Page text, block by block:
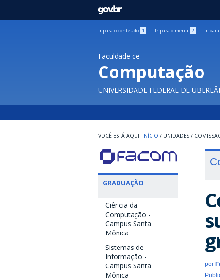
GOVBR
Ir para o conteúdo 1 Ir para o menu 2 Ir para
Faculdade de
Computação
UNIVERSIDADE FEDERAL DE
INÍCIO / UNIDADES /
GRADUAÇÃO
Ciência da
Computação -
Campus Santa
Mônica
Sistemas de
Informação -
Campus Santa
Mônica
por